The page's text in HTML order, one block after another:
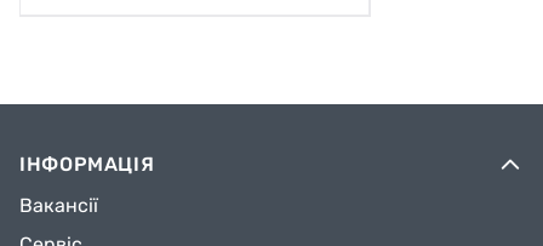
ІНФОРМАЦІЯ
Вакансії